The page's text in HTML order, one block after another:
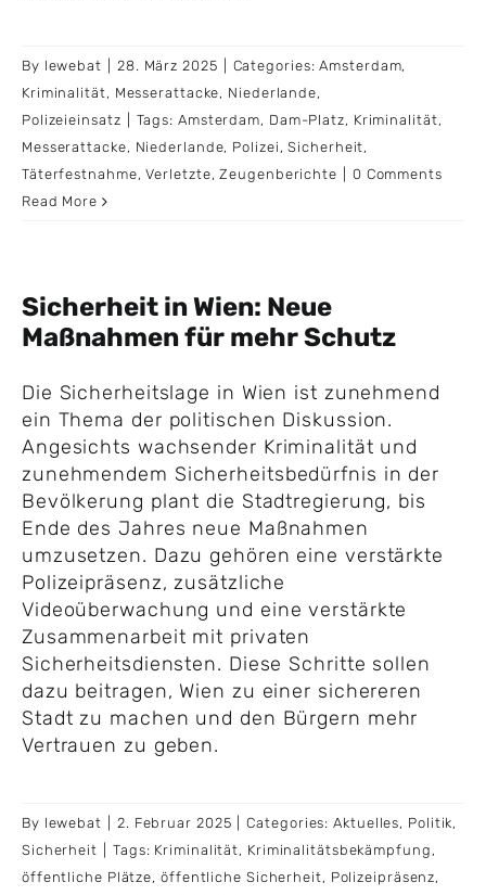
By lewebat 28. März 2025 Categories:Amsterdam,
Kriminalität, Messerattacke, Niederlande,
Polizeieinsatz
Tags: Amsterdam, Dam-Platz, Kriminalität,
Messerattacke, Niederlande, Polizei ,Sicherheit,
Täterfestnahme,Verletzte,Zeugenberichte
0 Comments
Read More
Sicherheit in Wien: Neue
Maßnahmen für mehr Schutz
Die Sicherheitslage in Wien ist zunehmend
ein Thema der politischen Diskussion.
Angesichts wachsender Kriminalität und
zunehmendem Sicherheitsbedürfnis in der
Bevölkerung plant die Stadtregierung, bis
Ende des Jahres neue Maßnahmen
umzusetzen. Dazu gehören eine verstärkte
Polizeipräsenz, zusätzliche
Videoüberwachung und eine verstärkte
Zusammenarbeit mit privaten
Sicherheitsdiensten. Diese Schritte sollen
dazu beitragen, Wien zu einer sichereren
Stadt zu machen und den Bürgern mehr
Vertrauen zu geben.
By lewebat 2. Februar 2025 Categories:Aktuelles, Politik,
Sicherheit
Tags: Kriminalität, Kriminalitätsbekämpfung ,
öffentliche Plätze, öffentliche Sicherheit, Polizeipräsenz,